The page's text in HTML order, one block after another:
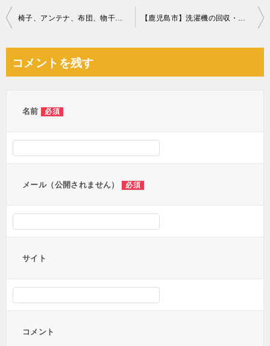
投
ビ
椅子、アンテナ、布団、物干し台、キャリーバッグ等の回収・処分 【鹿児島市】洗濯機の回収・処分ご依頼 お客様の声
コメントを残す
名前 必須
メール（公開されません） 必須
サイト
コメント